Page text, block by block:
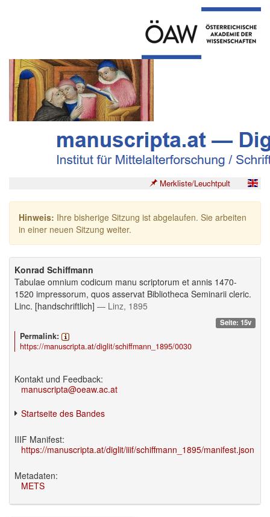
Merkliste/Leuchtpult
Hinweis: Ihre bisherige Sitzung ist abgelaufen. Sie arbeiten
in einer neuen Sitzung weiter.
Konrad Schiffmann
Tabulae omnium codicum manu scriptorum et annis 1470-
1520 impressorum, quos asservat Bibliotheca Seminarii cleric.
Linc. [handschriftlich] — Linz, 1895
Seite: 15v
Permalink:
https://manuscripta.at/diglit/schiffmann_1895/0030
Kontakt und Feedback:
manuscripta@oeaw.ac.at
Startseite des Bandes
IIIF Manifest:
https://manuscripta.at/diglit/iiif/schiffmann_1895/manifest.json
Metadaten:
METS